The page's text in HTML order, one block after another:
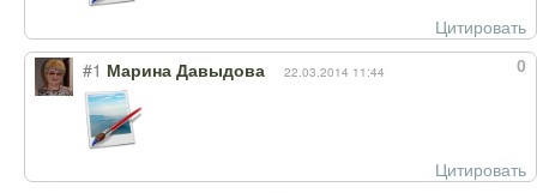
Цитировать
0
#1 Марина Давыдова 22.03.2014 11:44
Цитировать